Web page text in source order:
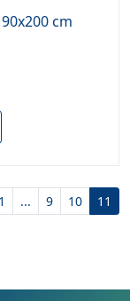
cm
1 ... 9 10 11